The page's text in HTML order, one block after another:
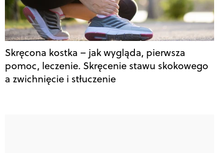
Skręcona kostka – jak wygląda, pierwsza
pomoc, leczenie. Skręcenie stawu skokowego
a zwichnięcie i stłuczenie